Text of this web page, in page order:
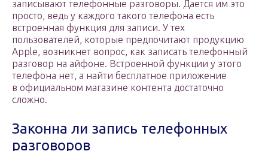
записывают телефонные разговоры. Дается им это
просто, ведь у каждого такого телефона есть
встроенная функция для записи. У тех
пользователей, которые предпочитают продукцию
Apple, возникнет вопрос, как записать телефонный
разговор на айфоне. Встроенной функции у этого
телефона нет, а найти бесплатное приложение
в официальном магазине контента достаточно
сложно.
Законна ли запись телефонных
разговоров